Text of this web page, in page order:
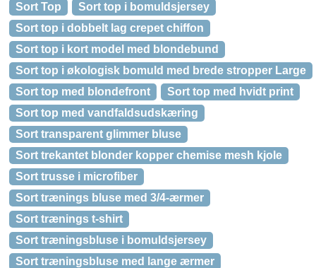
Sort Top
Sort top i bomuldsjersey
Sort top i dobbelt lag crepet chiffon
Sort top i kort model med blondebund
Sort top i økologisk bomuld med brede stropper Large
Sort top med blondefront
Sort top med hvidt print
Sort top med vandfaldsudskæring
Sort transparent glimmer bluse
Sort trekantet blonder kopper chemise mesh kjole
Sort trusse i microfiber
Sort trænings bluse med 3/4-ærmer
Sort trænings t-shirt
Sort træningsbluse i bomuldsjersey
Sort træningsbluse med lange ærmer